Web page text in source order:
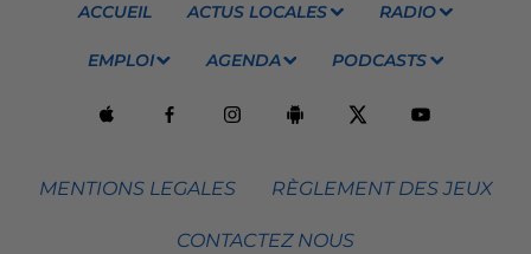
ACCUEIL ACTUS LOCALES RADIO
EMPLOI AGENDA PODCASTS
MENTIONS LEGALES RÈGLEMENT DES JEUX
CONTACTEZ NOUS